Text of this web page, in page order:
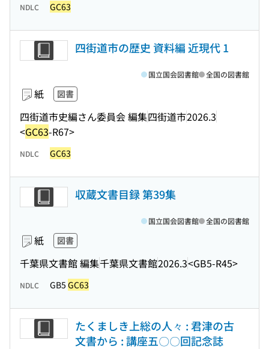
NDLC GC63
四街道市の歴史 資料編 近現代 1
紙 図書
四街道市史編さん委員会 編集四街道市2026.3
<GC63-R67>
国立国会図書館 全国の図書館
NDLC GC63
収蔵文書目録 第39集
紙 図書
千葉県文書館 編集千葉県文書館2026.3<GB5-R45>
国立国会図書館 全国の図書館
NDLC GB5 GC63
たくましき上総の人々 : 君津の古
文書から : 講座五〇〇回記念誌